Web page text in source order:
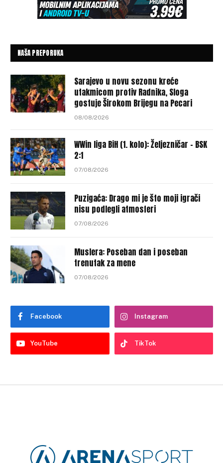
NAŠA PREPORUKA
Sarajevo u novu sezonu kreće
utakmicom protiv Radnika, Sloga
gostuje Širokom Brijegu na Pecari
08/08/2026
WWin liga BiH (1. kolo): Željezničar – BSK
2:1
07/08/2026
Puzigaća: Drago mi je što moji igrači
nisu podlegli atmosferi
07/08/2026
Muslera: Poseban dan i poseban
trenutak za mene
07/08/2026
Facebook Instagram
YouTube TikTok